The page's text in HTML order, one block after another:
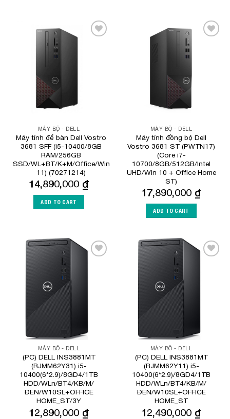
MÁY BỘ - DELL
Máy tính để bàn Dell Vostro
3681 SFF (i5-10400/8GB
RAM/256GB
SSD/WL+BT/K+M/Office/Win
11) (70271214)
14,890,000 ₫
ADD TO CART
MÁY BỘ - DELL
Máy tính đồng bộ Dell
Vostro 3681 ST (PWTN17)
(Core i7-
10700/8GB/512GB/Intel
UHD/Win 10 + Office Home
ST)
17,890,000 ₫
ADD TO CART
MÁY BỘ - DELL
(PC) DELL INS3881MT
(RJMM62Y31) i5-
10400(6*2.9)/8GD4/1TB
HDD/WLn/BT4/KB/M/
ĐEN/W10SL+OFFICE
HOME_ST/3Y
12,890,000 ₫
MÁY BỘ - DELL
(PC) DELL INS3881MT
(RJMM62Y11) i5-
10400(6*2.9)/8GD4/1TB
HDD/WLn/BT4/KB/M/
ĐEN/W10SL+OFFICE
HOME_ST
12,490,000 ₫